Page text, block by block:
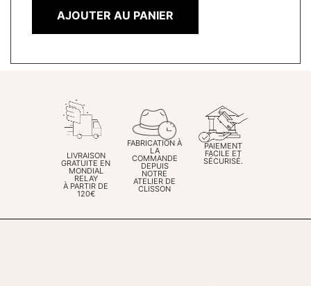
AJOUTER AU PANIER
LIVRAISON
GRATUITE EN
MONDIAL
RELAY
À PARTIR DE
120€
FABRICATION À
LA
COMMANDE
DEPUIS
NOTRE
ATELIER DE
CLISSON
PAIEMENT
FACILE ET
SÉCURISÉ.